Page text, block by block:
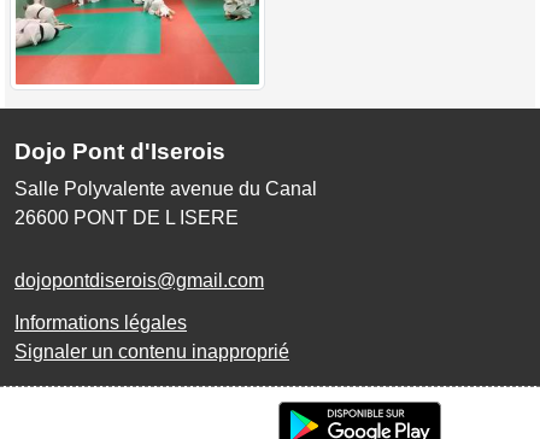
Dojo Pont d'Iserois
Salle Polyvalente avenue du Canal
26600 PONT DE L ISERE
dojopontdiserois@gmail.com
Informations légales
Signaler un contenu inapproprié